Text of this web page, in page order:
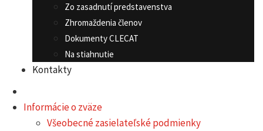
Zo zasadnutí predstavenstva
Zhromaždenia členov
Dokumenty CLECAT
Na stiahnutie
Kontakty
Informácie o zväze
Všeobecné zasielateľské podmienky